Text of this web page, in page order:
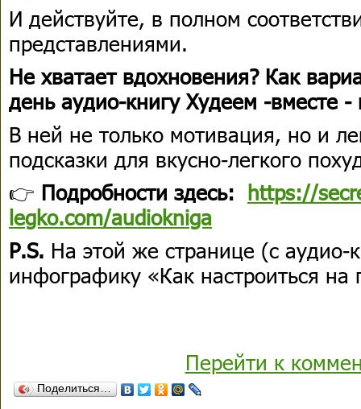
И действуйте, в полном
представлениями.
Не хватает вдохновения? Как
день аудио-книгу Худеем -вместе
В ней не только мотивация, но и
подсказки для вкусно-легкого
👉 Подробности здесь: https://
legko.com/audiokniga
P.S. На этой же странице (с аудио-
инфографику «Как настроиться на
Перейти к
Поделиться…